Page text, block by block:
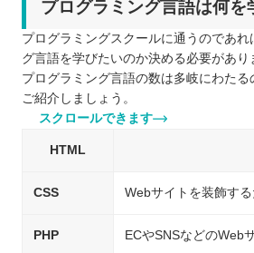
プログラミング言語は何を
プログラミングスクールに通うのであ
グ言語を学びたいのか決める必要があり
プログラミング言語の数は多岐にわた
ご紹介しましょう。
スクロールできます
HTML
CSS Webサイトを装飾す
PHP ECやSNSなどのWeb